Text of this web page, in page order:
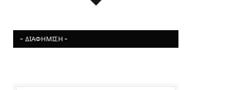
- ΔΙΑΦΉΜΙΣΗ -